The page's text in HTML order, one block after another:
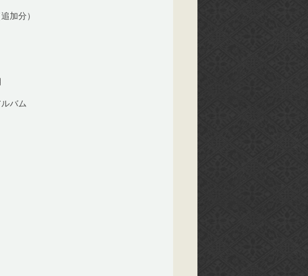
加分）
バム